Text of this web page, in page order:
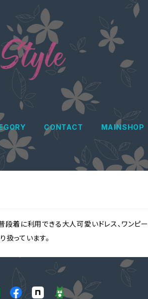
CONTACT MAINSHOP
段着に利用できる大人可愛いドレス、ワンピー
扱っています。